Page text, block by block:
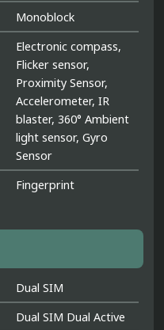
Monoblock
Electronic compass,
Flicker sensor,
Proximity Sensor,
Accelerometer, IR
blaster, 360° Ambient
light sensor, Gyro
Sensor
Fingerprint
Dual SIM
Dual SIM Dual Active